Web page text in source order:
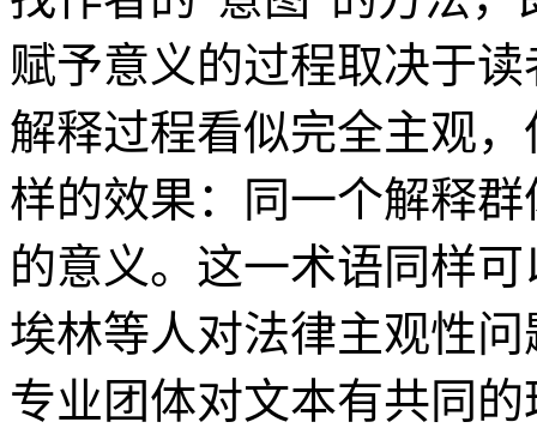
赋予意义的过程取决于
解释过程看似完全主观
样的效果：同一个解释
的意义。这一术语同样
埃林等人对法律主观性
专业团体对文本有共同